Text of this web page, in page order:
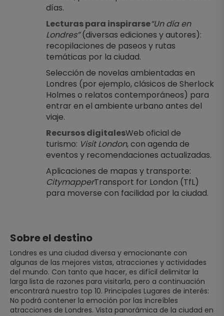
días.
Lecturas para inspirarse“Un día en
Londres” (diversas ediciones y autores):
recopilaciones de paseos y rutas
temáticas por la ciudad.
Selección de novelas ambientadas en
Londres (por ejemplo, clásicos de Sherlock
Holmes o relatos contemporáneos) para
entrar en el ambiente urbano antes del
viaje.
Recursos digitalesWeb oficial de
turismo: Visit London, con agenda de
eventos y recomendaciones actualizadas.
CitymapperTransport for London (TfL)
para moverse con facilidad por la ciudad.
Sobre el destino
Londres es una ciudad diversa y emocionante con
algunas de las mejores vistas, atracciones y actividades
del mundo. Con tanto que hacer, es difícil delimitar la
larga lista de razones para visitarla, pero a continuación
encontrará nuestro top 10. Principales Lugares de interés:
No podrá contener la emoción por las increíbles
atracciones de Londres. Vista panorámica de la ciudad en